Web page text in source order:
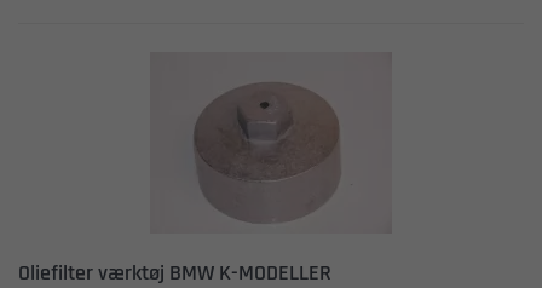
Oliefilter værktøj BMW K-MODELLER